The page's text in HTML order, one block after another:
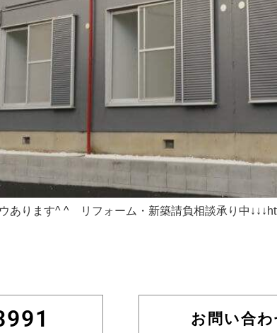
あります^ ^ リフォーム・新築請負相談承り中
お問い合わ